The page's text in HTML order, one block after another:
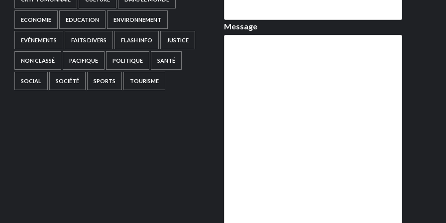
ECONOMIE EDUCATION ENVIRONNEMENT
EVÉNEMENTS FAITS DIVERS FLASH INFO JUSTICE
NON CLASSÉ PACIFIQUE POLITIQUE SANTÉ
SOCIAL SOCIÉTÉ SPORTS TOURISME
Message